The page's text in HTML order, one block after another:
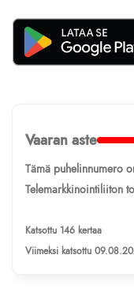
Vaaran aste
Tämä puhelinnumero
Telemarkkinointiliiton
Katsottu 146 kertaa
Viimeksi katsottu